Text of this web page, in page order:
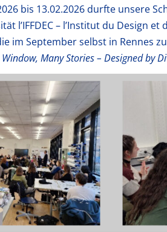
bis 13.02.2026 durfte unsere
l’IFFDEC – l’Institut du Design
im September selbst in Rennes
Many Stories – Designed by